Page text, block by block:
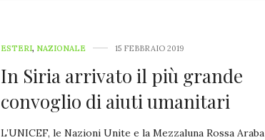
ESTERI, NAZIONALE 15 FEBBRAIO 2019
In Siria arrivato il più grande
convoglio di aiuti umanitari
L’UNICEF, le Nazioni Unite e la Mezzaluna Rossa Araba